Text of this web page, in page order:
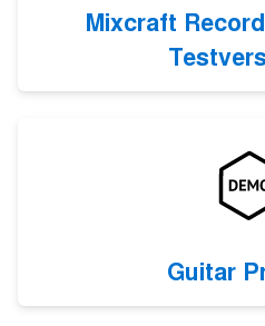
Mixcraft
Guitar